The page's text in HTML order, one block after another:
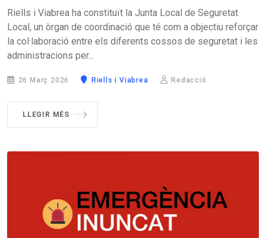
Riells i Viabrea ha constituït la Junta Local de Seguretat
Local, un òrgan de coordinació que té com a objectiu reforçar
la col·laboració entre els diferents cossos de seguretat i les
administracions per...
26 Març 2026 Riells i Viabrea Redacció
LLEGIR MÉS